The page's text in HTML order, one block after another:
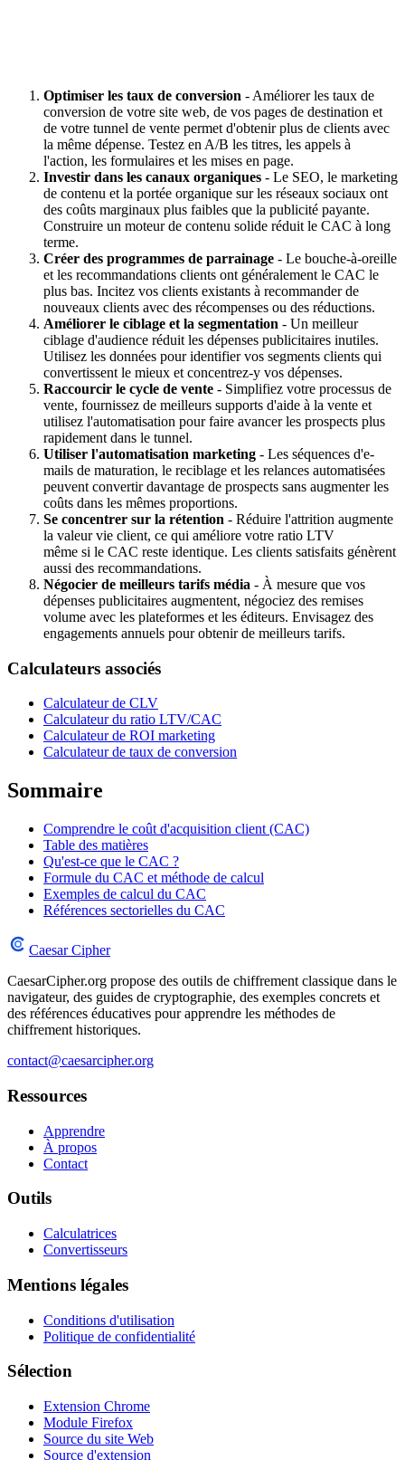
Optimiser les taux de conversion - Améliorer les taux de
conversion de votre site web, de vos pages de destination et
de votre tunnel de vente permet d'obtenir plus de clients avec
la même dépense. Testez en A/B les titres, les appels à
l'action, les formulaires et les mises en page.
Investir dans les canaux organiques - Le SEO, le marketing
de contenu et la portée organique sur les réseaux sociaux ont
des coûts marginaux plus faibles que la publicité payante.
Construire un moteur de contenu solide réduit le CAC à long
terme.
Créer des programmes de parrainage - Le bouche-à-oreille
et les recommandations clients ont généralement le CAC le
plus bas. Incitez vos clients existants à recommander de
nouveaux clients avec des récompenses ou des réductions.
Améliorer le ciblage et la segmentation - Un meilleur
ciblage d'audience réduit les dépenses publicitaires inutiles.
Utilisez les données pour identifier vos segments clients qui
convertissent le mieux et concentrez-y vos dépenses.
Raccourcir le cycle de vente - Simplifiez votre processus de
vente, fournissez de meilleurs supports d'aide à la vente et
utilisez l'automatisation pour faire avancer les prospects plus
rapidement dans le tunnel.
Utiliser l'automatisation marketing - Les séquences d'e-
mails de maturation, le reciblage et les relances automatisées
peuvent convertir davantage de prospects sans augmenter les
coûts dans les mêmes proportions.
Se concentrer sur la rétention - Réduire l'attrition augmente
la valeur vie client, ce qui améliore votre ratio LTV
même si le CAC reste identique. Les clients satisfaits génèrent
aussi des recommandations.
Négocier de meilleurs tarifs média - À mesure que vos
dépenses publicitaires augmentent, négociez des remises
volume avec les plateformes et les éditeurs. Envisagez des
engagements annuels pour obtenir de meilleurs tarifs.
Calculateurs associés
Calculateur de CLV
Calculateur du ratio LTV/CAC
Calculateur de ROI marketing
Calculateur de taux de conversion
Sommaire
Comprendre le coût d'acquisition client (CAC)
Table des matières
Qu'est-ce que le CAC ?
Formule du CAC et méthode de calcul
Exemples de calcul du CAC
Références sectorielles du CAC
Caesar Cipher
CaesarCipher.org propose des outils de chiffrement classique dans le
navigateur, des guides de cryptographie, des exemples concrets et
des références éducatives pour apprendre les méthodes de
chiffrement historiques.
contact@caesarcipher.org
Ressources
Apprendre
À propos
Contact
Outils
Calculatrices
Convertisseurs
Mentions légales
Conditions d'utilisation
Politique de confidentialité
Sélection
Extension Chrome
Module Firefox
Source du site Web
Source d'extension